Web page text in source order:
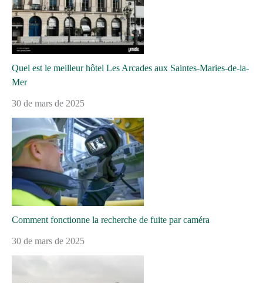
Quel est le meilleur hôtel Les Arcades aux Saintes-Maries-de-la-
Mer
30 de mars de 2025
Comment fonctionne la recherche de fuite par caméra
30 de mars de 2025